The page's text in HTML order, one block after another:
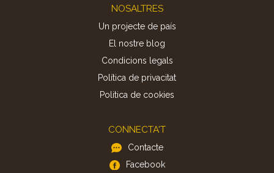
NOSALTRES
Un projecte de país
El nostre blog
Condicions legals
Política de privacitat
Politica de cookies
CONNECTA'T
Contacte
Facebook